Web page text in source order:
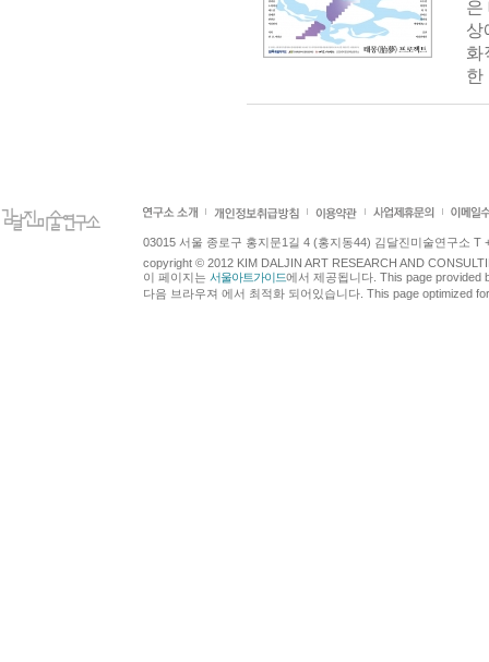
은
상
화
한
03015 서울 종로구 홍지문1길 4 (홍지동44) 김달진미술연구소 T
copyright © 2012 KIM DALJIN ART RESEARCH AND
이 페이지는 서울아트가이드에서 제공됩니다. This page provided
다음 브라우져 에서 최적화 되어있습니다. This page optimized